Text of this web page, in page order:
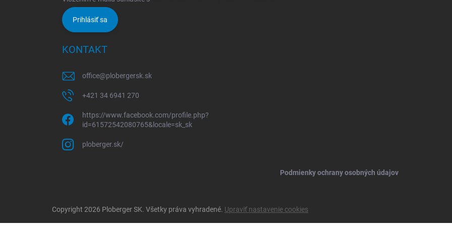
Prihlásiť sa
KONTAKT
office@plobergersk.sk
+421 34 6941 270
https://www.facebook.com/profile.php?
id=61572542080765&locale=sk_sk
ploberger.sk/
Podmienky ochrany osobných údajov
Copyright 2026 Ploberger SK. Všetky práva vyhradené. Upraviť nastavenie cookies